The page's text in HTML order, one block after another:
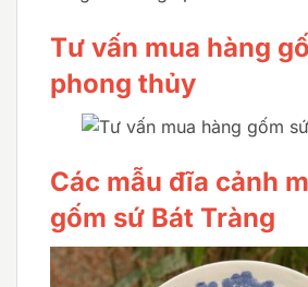
Tư vấn mua hàng
phong thủy
Các mẫu đĩa cảnh
gốm sứ Bát Tràng